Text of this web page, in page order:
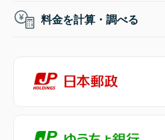
料金を計算・調べる